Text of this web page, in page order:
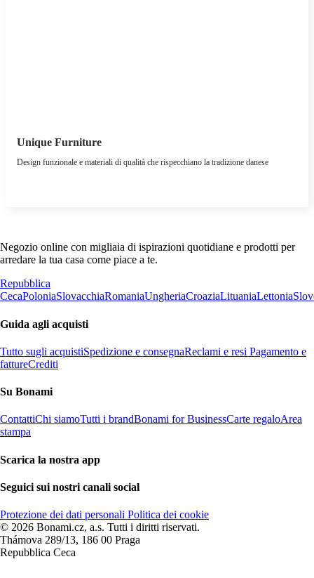
Unique Furniture
Design funzionale e materiali di qualità che rispecchiano la tradizione danese
Negozio online con migliaia di ispirazioni quotidiane e prodotti per
arredare la tua casa come piace a te.
Repubblica
CecaPoloniaSlovacchiaRomaniaUngheriaCroaziaLituaniaLettonia
Guida agli acquisti
Tutto sugli acquistiSpedizione e consegnaReclami e resi Pagamento e
fattureCrediti
Su Bonami
ContattiChi siamoTutti i brandBonami for BusinessCarte regaloArea
stampa
Scarica la nostra app
Seguici sui nostri canali social
Protezione dei dati personali Politica dei cookie
© 2026 Bonami.cz, a.s. Tutti i diritti riservati.
Thámova 289/13, 186 00 Praga
Repubblica Ceca